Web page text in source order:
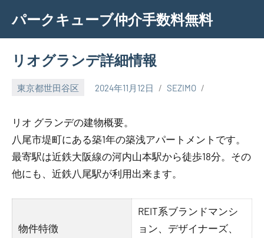
content
パークキューブ仲介手数料無料
リオグランデ詳細情報
東京都世田谷区 2024年11月12日 SEZIMO
リオ グランデの建物概要。
八尾市堤町にある築1年の築浅アパートメントです。
最寄駅は近鉄大阪線の河内山本駅から徒歩18分。その
他にも、近鉄八尾駅が利用出来ます。
物件特徴
REIT系ブランドマンシ
ョン、デザイナーズ、